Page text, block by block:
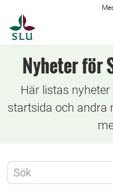
Nyheter för
Här listas
startsida och andra